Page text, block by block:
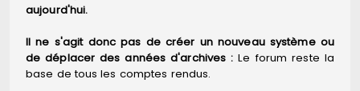
aujourd'hui.
Il ne s'agit donc pas de créer un nouveau système ou
de déplacer des années d'archives : Le forum reste la
base de tous les comptes rendus.